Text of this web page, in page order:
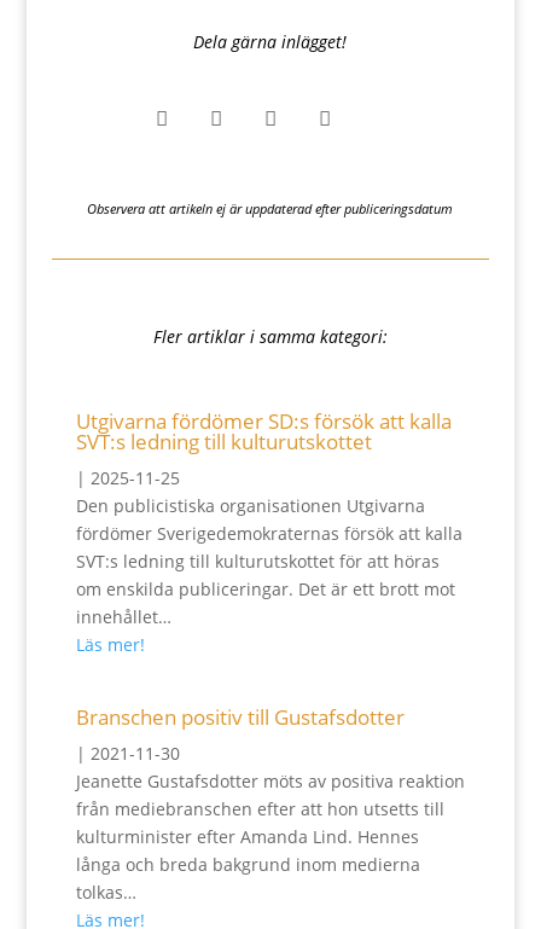
Dela gärna inlägget!
   
Observera att artikeln ej är uppdaterad efter publiceringsdatum
Fler artiklar i samma kategori:
Utgivarna fördömer SD:s försök att kalla
SVT:s ledning till kulturutskottet
| 2025-11-25
Den publicistiska organisationen Utgivarna
fördömer Sverigedemokraternas försök att kalla
SVT:s ledning till kulturutskottet för att höras
om enskilda publiceringar. Det är ett brott mot
innehållet…
Läs mer!
Branschen positiv till Gustafsdotter
| 2021-11-30
Jeanette Gustafsdotter möts av positiva reaktion
från mediebranschen efter att hon utsetts till
kulturminister efter Amanda Lind. Hennes
långa och breda bakgrund inom medierna
tolkas…
Läs mer!